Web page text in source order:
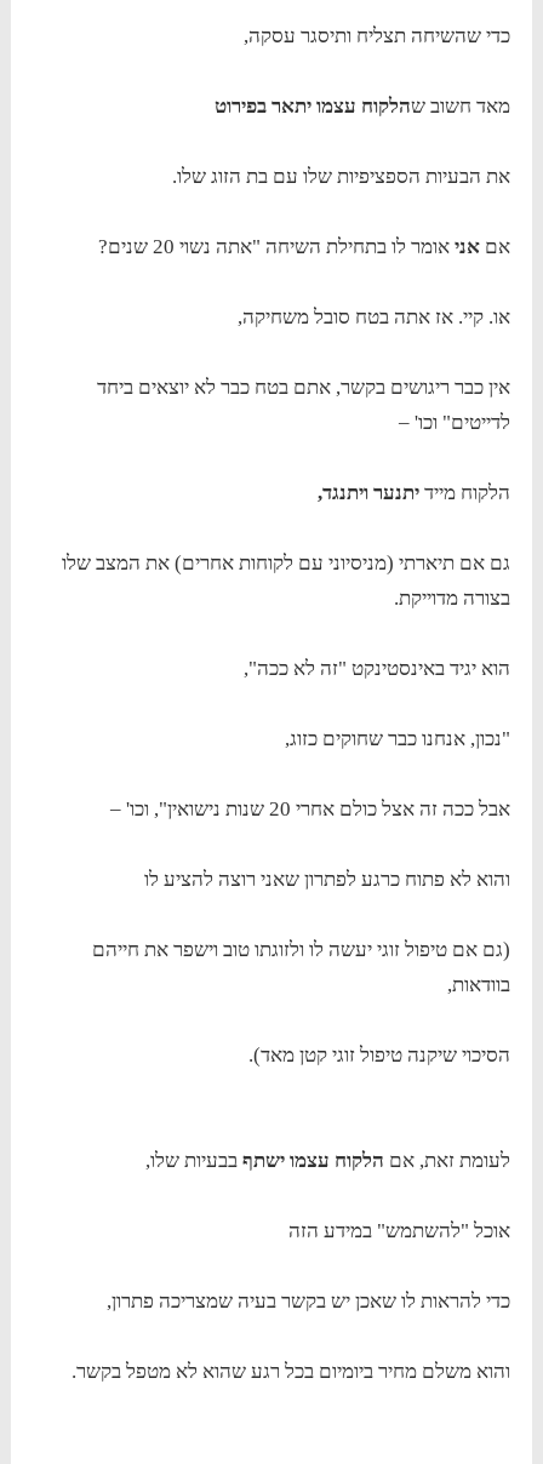
כדי שהשיחה תצליח ותיסגר עסקה,
מאד חשוב שהלקוח עצמו יתאר בפירוט
את הבעיות הספציפיות שלו עם בת הזוג שלו.
אםאני אומר לו בתחילת השיחה "אתה נשוי 20 שנים?
או. קיי. אז אתה בטח סובל משחיקה,
אין כבר ריגושים בקשר, אתם בטח כבר לא יוצאים ביחד
לדייטים" וכו' –
הלקוח מיידיתנער ויתנגד,
גם אם תיארתי (מניסיוני עם לקוחות אחרים) את המצב שלו
בצורה מדוייקת.
הוא יגיד באינסטינקט "זה לא ככה",
"נכון, אנחנו כבר שחוקים כזוג,
אבל ככה זה אצל כולם אחרי 20 שנות נישואין", וכו' –
והוא לא פתוח כרגע לפתרון שאני רוצה להציע לו
(גם אם טיפול זוגי יעשה לו ולזוגתו טוב וישפר את חייהם
בוודאות,
הסיכוי שיקנה טיפול זוגי קטן מאד).
לעומת זאת, אם הלקוח עצמו ישתף בבעיות שלו,
אוכל "להשתמש" במידע הזה
כדי להראות לו שאכן יש בקשר בעיה שמצריכה פתרון,
והוא משלם מחיר ביומיום בכל רגע שהוא לא מטפל בקשר.